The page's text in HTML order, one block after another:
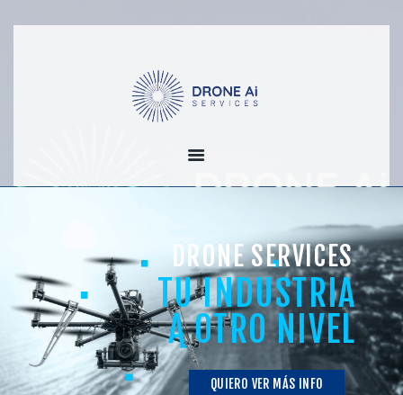
SERVICIOS POR
SECTORES
INDUSTRIA 4.0
CONTACTO
NEW ENGLISH WEB